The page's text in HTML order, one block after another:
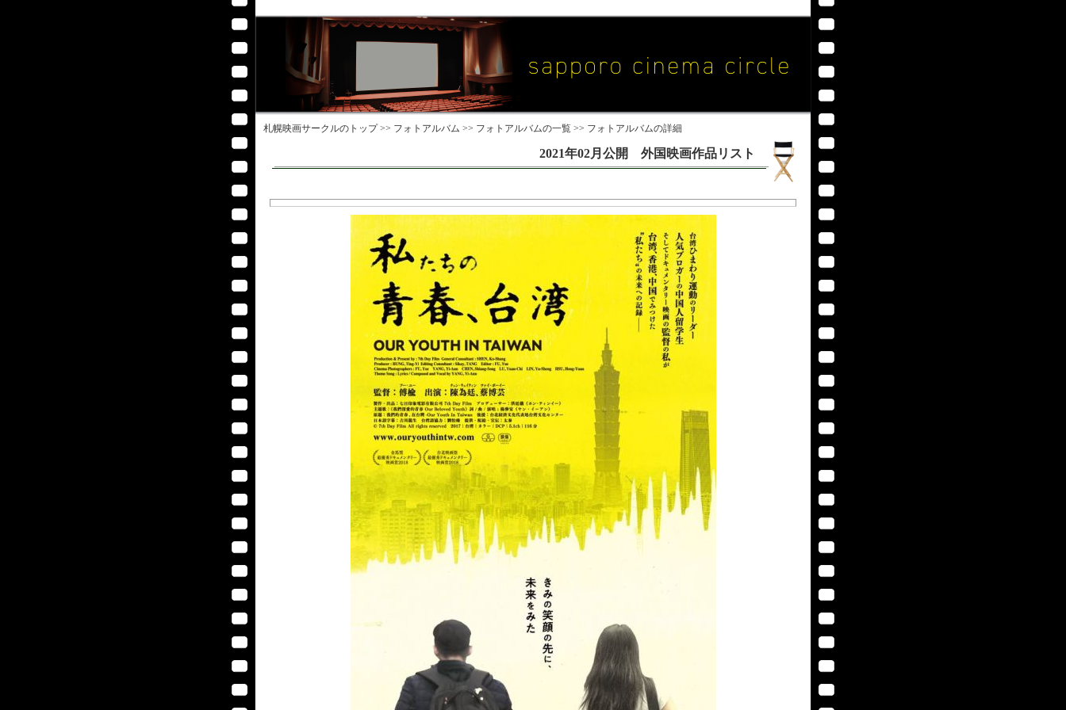
札幌映画サークルのトップ >> フォトアルバム >> フォトアルバムの一覧 >> フォトアルバムの詳細
2021年02月公開 外国映画作品リスト